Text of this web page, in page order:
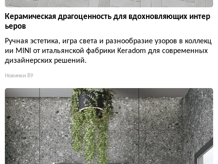
Керамическая драгоценность для вдохновляющих интер
ьеров
Ручная эстетика, игра света и разнообразие узоров в коллекц
ии MINI от итальянской фабрики Keradom для современных
дизайнерских решений.
Новинки 89